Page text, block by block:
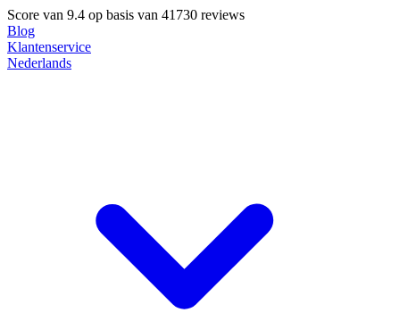
Score van 9.4 op basis van 41730 reviews
Blog
Klantenservice
Nederlands